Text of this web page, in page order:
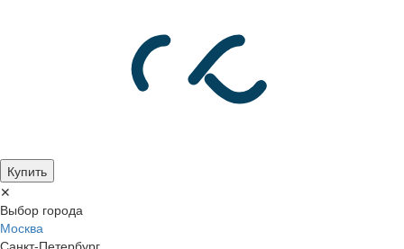
Купить
✕
Выбор города
Москва